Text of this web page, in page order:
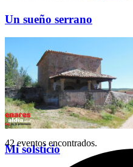
Un sueño serrano
Mi solsticio
42 eventos encontrados.